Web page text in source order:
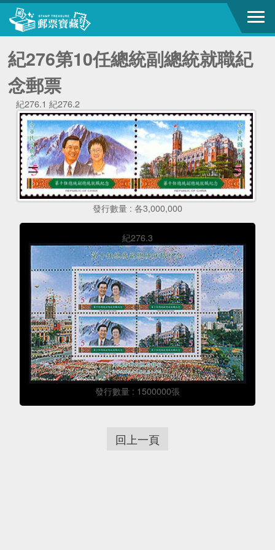
紀276第10任總統副總統就職紀
念郵票
紀276.1 紀276.2
發行數量 : 各3,000,000
紀276.3
發行數量 : 1500000張
回上一頁